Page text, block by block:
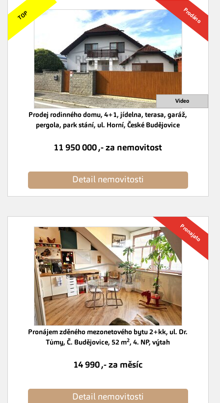
Prodej rodinného domu, 4+1, jídelna, terasa, garáž,
pergola, park stání, ul. Horní, České Budějovice
Detail nemovitosti
11 950 000 ,- za nemovitost
Pronájem zděného mezonetového bytu 2+kk, ul. Dr.
Tůmy, Č. Budějovice, 52 m2, 4. NP, výtah
Detail nemovitosti
14 990 ,- za měsíc